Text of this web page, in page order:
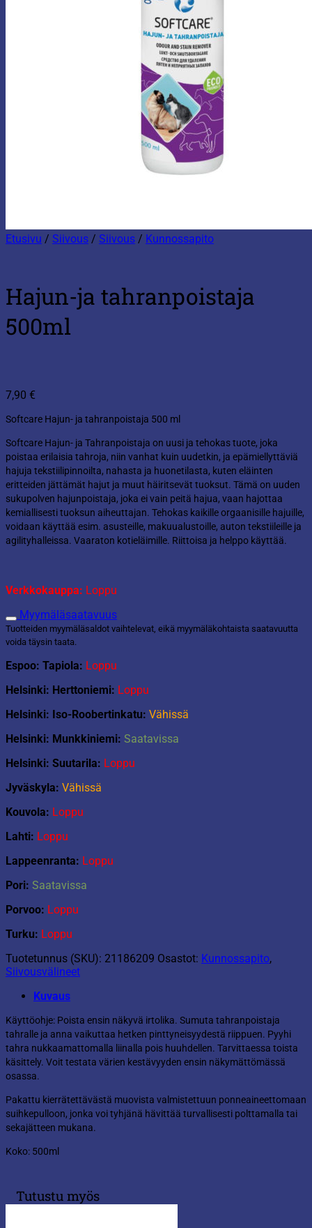
Etusivu / Siivous / Siivous / Kunnossapito
Hajun-ja tahranpoistaja
500ml
7,90 €
Softcare Hajun- ja tahranpoistaja 500 ml
Softcare Hajun- ja Tahranpoistaja on uusi ja tehokas tuote, joka
poistaa erilaisia tahroja, niin vanhat kuin uudetkin, ja epämiellyttäviä
hajuja tekstiilipinnoilta, nahasta ja huonetilasta, kuten eläinten
eritteiden jättämät hajut ja muut häiritsevät tuoksut. Tämä on uuden
sukupolven hajunpoistaja, joka ei vain peitä hajua, vaan hajottaa
kemiallisesti tuoksun aiheuttajan. Tehokas kaikille orgaanisille hajuille,
voidaan käyttää esim. asusteille, makuualustoille, auton tekstiileille ja
agilityhalleissa. Vaaraton kotieläimille. Riittoisa ja helppo käyttää.
Verkkokauppa: Loppu
Myymäläsaatavuus
Tuotteiden myymäläsaldot vaihtelevat, eikä myymäläkohtaista saatavuutta
voida täysin taata.
Espoo: Tapiola: Loppu
Helsinki: Herttoniemi: Loppu
Helsinki: Iso-Roobertinkatu: Vähissä
Helsinki: Munkkiniemi: Saatavissa
Helsinki: Suutarila: Loppu
Jyväskyla: Vähissä
Kouvola: Loppu
Lahti: Loppu
Lappeenranta: Loppu
Pori: Saatavissa
Porvoo: Loppu
Turku: Loppu
Tuotetunnus (SKU): 21186209 Osastot: Kunnossapito,
Siivousvälineet
Kuvaus
Käyttöohje: Poista ensin näkyvä irtolika. Sumuta tahranpoistaja
tahralle ja anna vaikuttaa hetken pinttyneisyydestä riippuen. Pyyhi
tahra nukkaamattomalla liinalla pois huuhdellen. Tarvittaessa toista
käsittely. Voit testata värien kestävyyden ensin näkymättömässä
osassa.
Pakattu kierrätettävästä muovista valmistettuun ponneaineettomaan
suihkepulloon, jonka voi tyhjänä hävittää turvallisesti polttamalla tai
sekajätteen mukana.
Koko: 500ml
Tutustu myös